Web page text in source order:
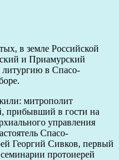
в земле Российской
и Приамурский
в Спасо-
митрополит
прибывший в гости на
управления
Спасо-
Георгий Сивков, первый
протоиерей